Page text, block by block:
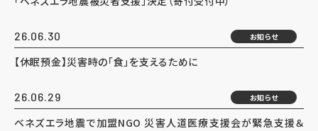
26.06.30 お知らせ
【休眠預金】災害時の「食」を支えるために
26.06.29 お知らせ
ベネズエラ地震で加盟NGO 災害人道医療支援会が緊急支援＆